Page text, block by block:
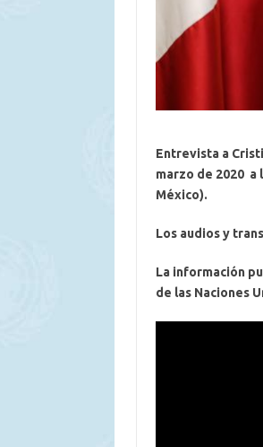
Entrevista a
marzo de 2020 a
México).
Los audios y
La información
de las Naciones